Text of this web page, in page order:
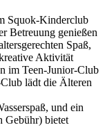
Squok-Kinderclub
Betreuung genießen
Spaß,
Aktivität
im Teen-Junior-Club
lädt die Älteren
und ein
Gebühr) bietet